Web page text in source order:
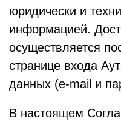
юридически и
информацией.
осуществляется
странице входа
данных (e-mail и
В настоящем